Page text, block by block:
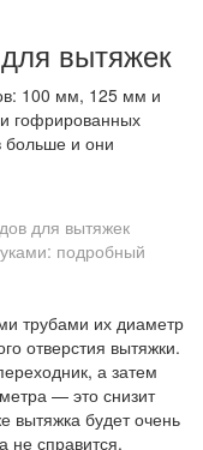
вытяжек
100 мм, 125 мм и
гофрированных
больше и они
для вытяжек
трубами их диаметр
отверстия вытяжки.
а затем
— это снизит
вытяжка будет очень
не справится.